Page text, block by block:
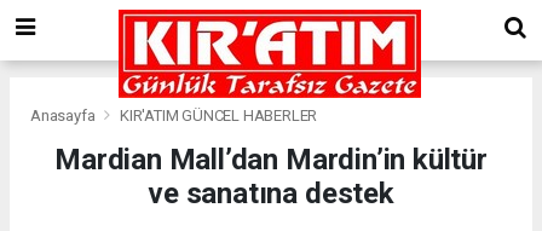
Anasayfa KIR'ATIM GÜNCEL HABERLER
Mardian Mall’dan Mardin’in kültür
ve sanatına destek